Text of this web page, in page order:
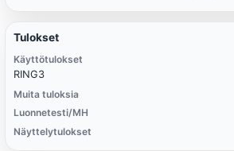
Tulokset
Käyttötulokset
RING3
Muita tuloksia
Luonnetesti/MH
Näyttelytulokset